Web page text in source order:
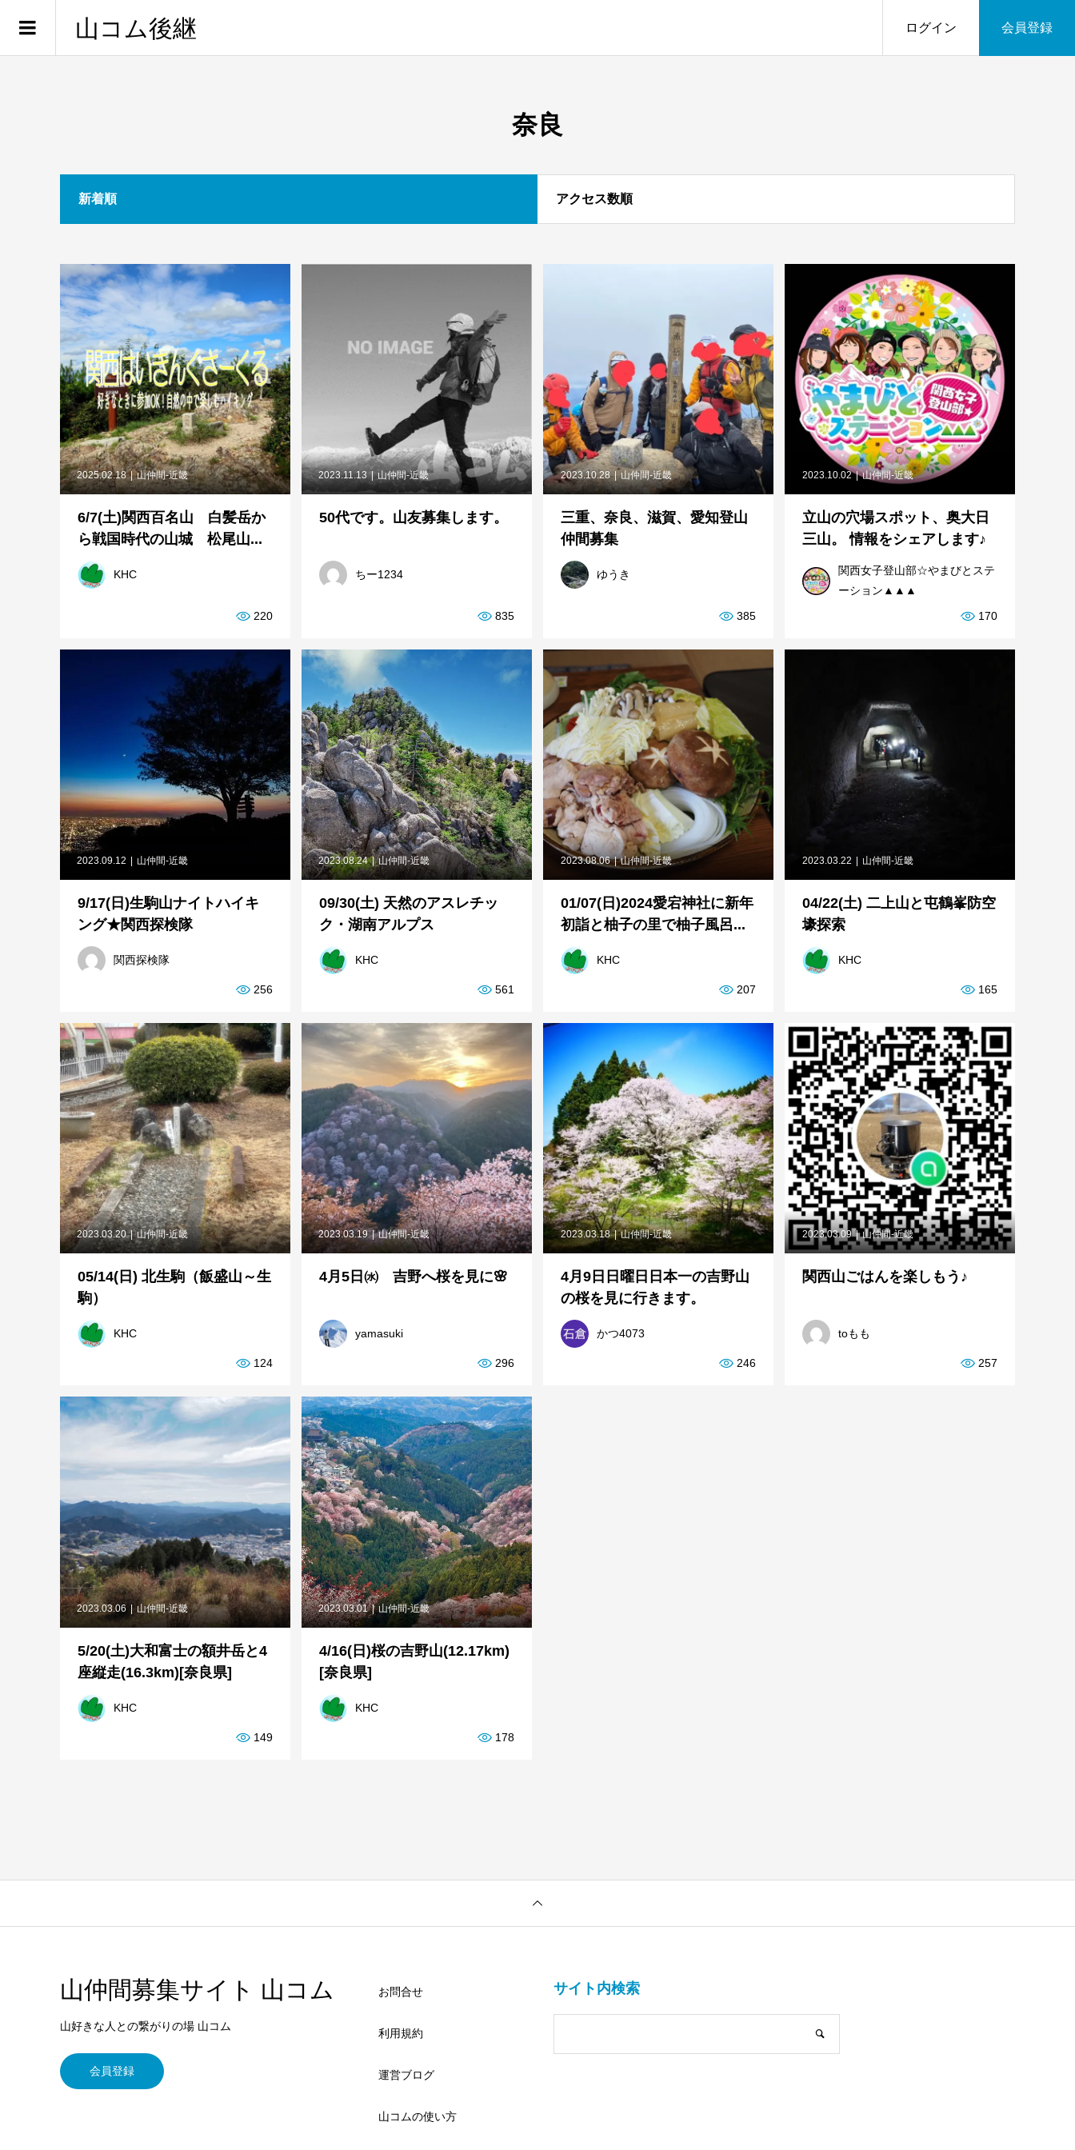
山コム後継 ログイン 会員登録
奈良
新着順 アクセス数順
2025.02.18 山仲間-近畿
6/7(土)関西百名山 白髪岳か
ら戦国時代の山城 松尾山...
KHC
220
2023.11.13 山仲間-近畿
50代です。山友募集します。
ちー1234
835
2023.10.28 山仲間-近畿
三重、奈良、滋賀、愛知登山
仲間募集
ゆうき
385
2023.10.02 山仲間-近畿
立山の穴場スポット、奥大日
三山。 情報をシェアします♪
関西女子登山部☆やまびとステ
ーション▲▲▲
170
2023.09.12 山仲間-近畿
9/17(日)生駒山ナイトハイキ
ング★関西探検隊
関西探検隊
256
2023.08.24 山仲間-近畿
09/30(土) 天然のアスレチッ
ク・湖南アルプス
KHC
561
2023.08.06 山仲間-近畿
01/07(日)2024愛宕神社に新年
初詣と柚子の里で柚子風呂...
KHC
207
2023.03.22 山仲間-近畿
04/22(土) 二上山と屯鶴峯防空
壕探索
KHC
165
2023.03.20 山仲間-近畿
05/14(日) 北生駒（飯盛山～生
駒）
KHC
124
2023.03.19 山仲間-近畿
4月5日㈬ 吉野へ桜を見に🌸
yamasuki
296
2023.03.18 山仲間-近畿
4月9日日曜日日本一の吉野山
の桜を見に行きます。
かつ4073
246
2023.03.09 山仲間-近畿
関西山ごはんを楽しもう♪
toもも
257
2023.03.06 山仲間-近畿
5/20(土)大和富士の額井岳と4
座縦走(16.3km)[奈良県]
KHC
149
2023.03.01 山仲間-近畿
4/16(日)桜の吉野山(12.17km)
[奈良県]
KHC
178
山仲間募集サイト 山コム
山好きな人との繋がりの場 山コム
会員登録
お問合せ
利用規約
運営ブログ
山コムの使い方
サイト内検索